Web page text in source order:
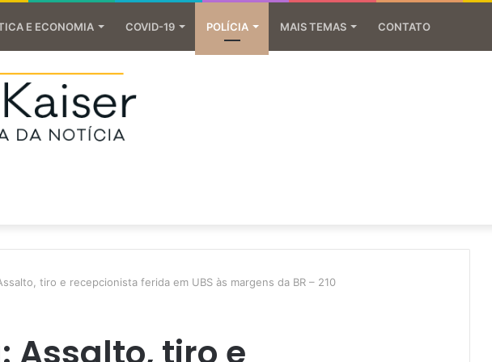
E ECONOMIA COVID-19 POLÍCIA MAIS TEMAS CONTATO
tiro e recepcionista ferida em UBS às margens da BR – 210
Assalto, tiro e